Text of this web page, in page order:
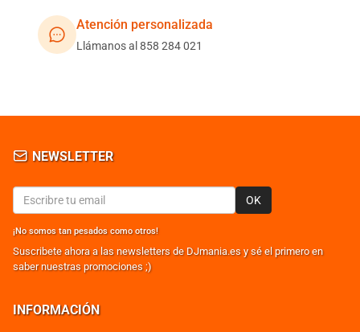
Atención personalizada
Llámanos al 858 284 021
NEWSLETTER
OK
¡No somos tan pesados como otros!
Suscribete ahora a las newsletters de DJmania.es y sé el primero en
saber nuestras promociones ;)
INFORMACIÓN